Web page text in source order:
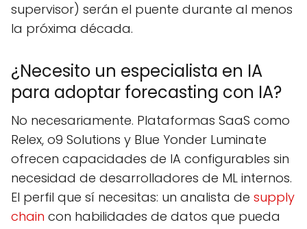
supervisor) serán el puente durante al menos
la próxima década.
¿Necesito un especialista en IA
para adoptar forecasting con IA?
No necesariamente. Plataformas SaaS como
Relex, o9 Solutions y Blue Yonder Luminate
ofrecen capacidades de IA configurables sin
necesidad de desarrolladores de ML internos.
El perfil que sí necesitas: un analista de supply
chain con habilidades de datos que pueda